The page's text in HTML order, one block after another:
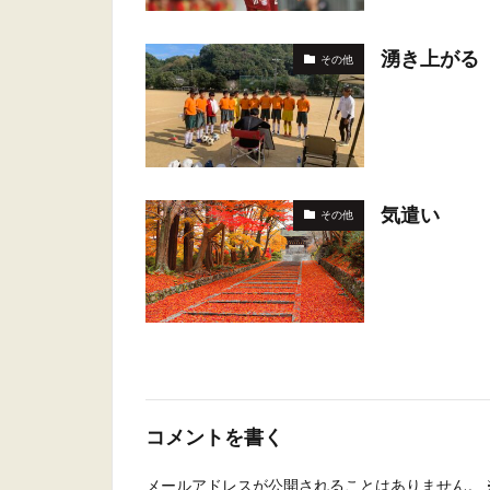
その他 湧き上がる
その他 気遣い
コメントを書く
メールアドレスが公開されることはありません。